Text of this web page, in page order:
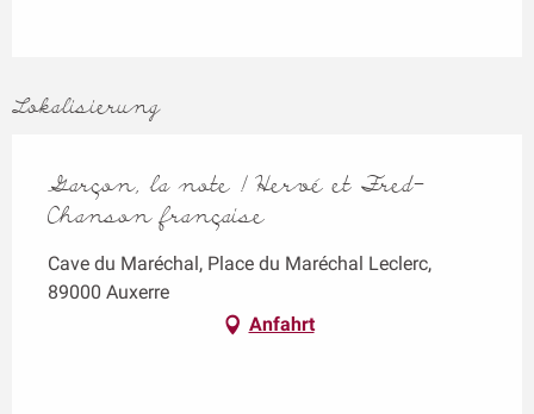
Lokalisierung
Garçon, la note ! Hervé et Fred-
Chanson française
Cave du Maréchal, Place du Maréchal Leclerc,
89000 Auxerre
Anfahrt